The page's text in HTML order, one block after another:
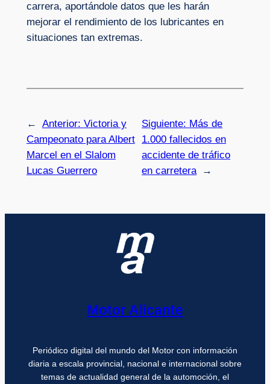
carrera, aportándole datos que les harán
mejorar el rendimiento de los lubricantes en
situaciones tan extremas.
← Anterior: Victoria y
Campeonato para Albert
Marcel en el Slalom
Lucas Guerrero
Siguiente: Más de
1.000 fallecidos en
accidente de tráfico
en carretera
→
Motor Alicante
Periódico digital del mundo del Motor con información
diaria a escala provincial, nacional e internacional sobre
temas de actualidad general de la automoción, el